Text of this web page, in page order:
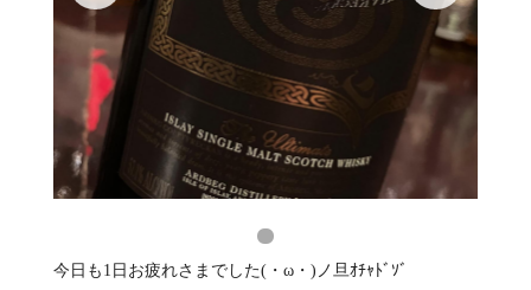
今日も1日お疲れさまでした(・ω・)ノ旦ｵﾁｬﾄﾞｿﾞ